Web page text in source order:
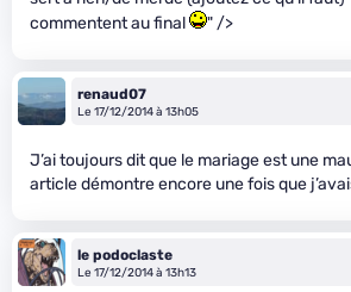
commentent au final
" />
renaud07
Le 17/12/2014 à 13h05
J’ai toujours dit que le mariage est une
article démontre encore une fois que
le podoclaste
Le 17/12/2014 à 13h13